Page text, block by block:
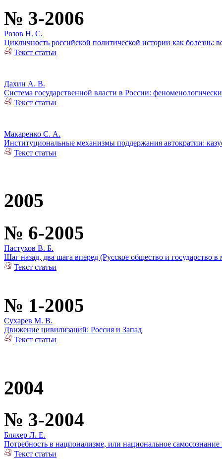
№ 3-2006
Розов Н. С.
Цикличность российской политической истории как болезнь:
Текст статьи
Дахин А. В.
Система государственной власти в России:
Текст статьи
Макаренко С. А.
Институциональные механизмы поддержания автократии:
Текст статьи
2005
№ 6-2005
Пастухов В. Б.
Шаг назад, два шага вперед (Русское общество и государство
Текст статьи
№ 1-2005
Сухарев М. В.
Движение цивилизаций: Россия и Запад
Текст статьи
2004
№ 3-2004
Бляхер Л. Е.
Потребность в национализме, или национальное
Текст статьи